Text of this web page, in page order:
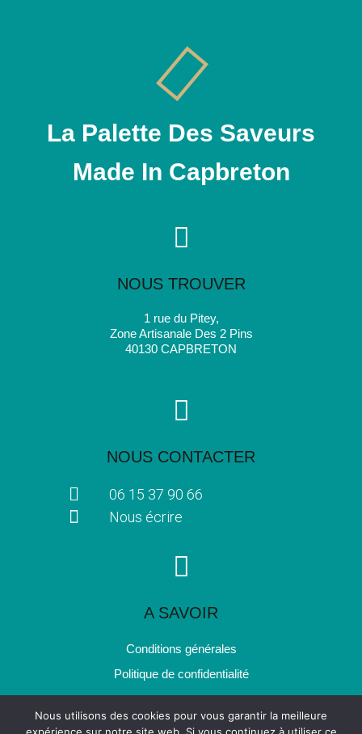
La Palette Des Saveurs
Made In Capbreton
NOUS TROUVER
1 rue du Pitey,
Zone Artisanale Des 2 Pins
40130 CAPBRETON
NOUS CONTACTER
06 15 37 90 66
Nous écrire
A SAVOIR
Conditions générales
Politique de confidentialité
Nous utilisons des cookies pour vous garantir la meilleure